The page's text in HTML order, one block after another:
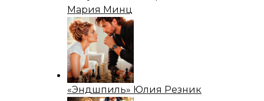
Мария Минц
«Эндшпиль» Юлия Резник